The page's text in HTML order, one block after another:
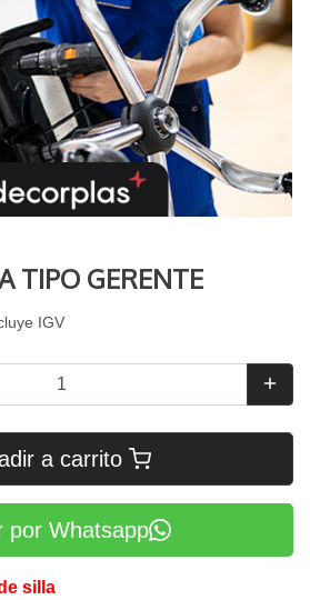
TIPO GERENTE
IGV
a carrito
por Whatsapp
silla